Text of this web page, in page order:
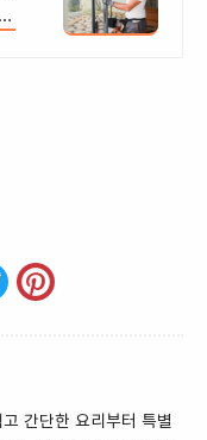
간단한 요리부터 특별